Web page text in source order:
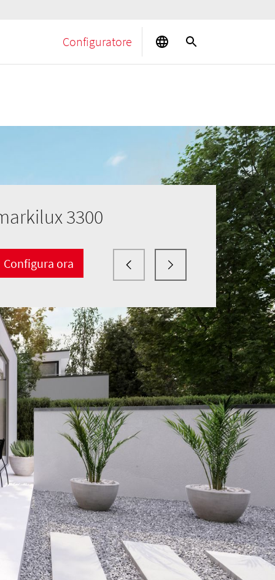
Configuratore
3300
Configura ora